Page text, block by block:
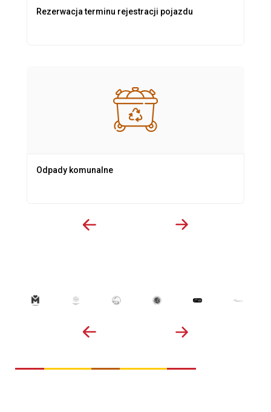
Rezerwacja terminu rejestracji pojazdu
Odpady komunalne